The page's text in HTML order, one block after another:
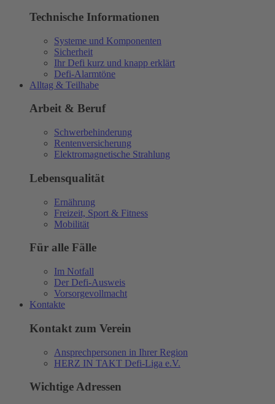
Technische Informationen
Systeme und Komponenten
Sicherheit
Ihr Defi kurz und knapp erklärt
Defi-Alarmtöne
Alltag & Teilhabe
Arbeit & Beruf
Schwerbehinderung
Rentenversicherung
Elektromagnetische Strahlung
Lebensqualität
Ernährung
Freizeit, Sport & Fitness
Mobilität
Für alle Fälle
Im Notfall
Der Defi-Ausweis
Vorsorgevollmacht
Kontakte
Kontakt zum Verein
Ansprechpersonen in Ihrer Region
HERZ IN TAKT Defi-Liga e.V.
Wichtige Adressen